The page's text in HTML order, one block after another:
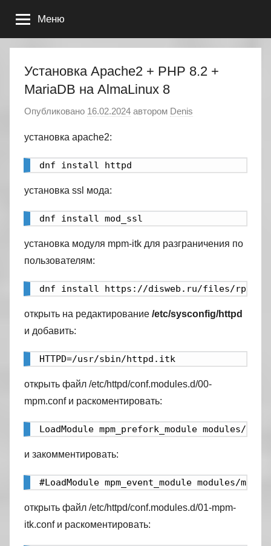
содержимому
Меню
Установка Apache2 + PHP 8.2 +
MariaDB на AlmaLinux 8
Опубликовано 16.02.2024 автором Denis
установка apache2:
dnf install httpd
установка ssl мода:
dnf install mod_ssl
установка модуля mpm-itk для разграничения по
пользователям:
dnf install https://disweb.ru/files/rpm/
открыть на редактирование /etc/sysconfig/httpd
и добавить:
HTTPD=/usr/sbin/httpd.itk
открыть файл /etc/httpd/conf.modules.d/00-
mpm.conf и раскоментировать:
LoadModule mpm_prefork_module modules/
и закомментировать:
#LoadModule mpm_event_module modules/
открыть файл /etc/httpd/conf.modules.d/01-mpm-
itk.conf и раскоментировать: